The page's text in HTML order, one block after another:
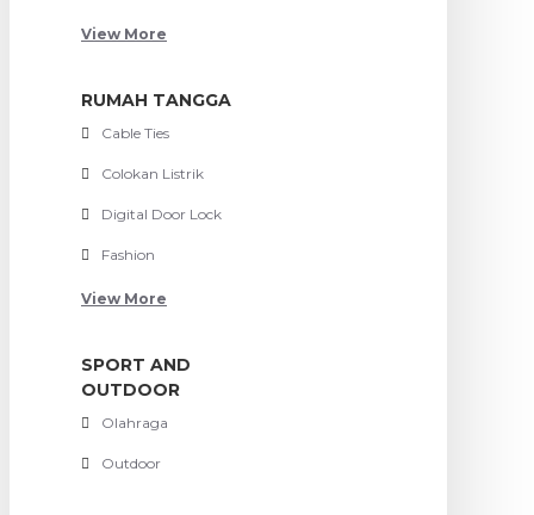
View More
RUMAH TANGGA
Cable Ties
Colokan Listrik
Digital Door Lock
Fashion
View More
SPORT AND
OUTDOOR
Olahraga
Outdoor